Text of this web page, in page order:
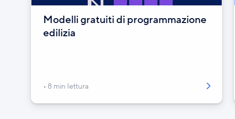
Modelli gratuiti di programmazione
edilizia
8 min lettura